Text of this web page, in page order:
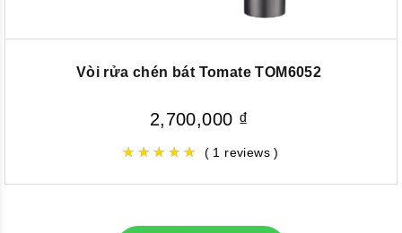
Vòi rửa chén bát Tomate TOM6052
2,700,000 ₫
( 1 reviews )